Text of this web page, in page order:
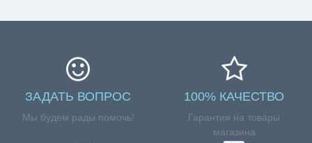
ЗАДАТЬ ВОПРОС
Мы будем рады помочь!
100% КАЧЕСТВО
Гарантия на товары
магазина